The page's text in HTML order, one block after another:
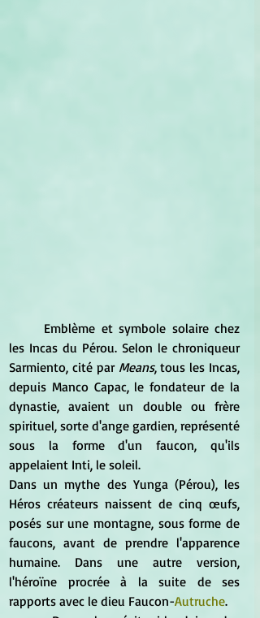
les Incas du Pérou. Selon le chroniqueur
Sarmiento, cité par Means, tous les Incas,
depuis Manco Capac, le fondateur de la
dynastie, avaient un double ou frère
spirituel, sorte d'ange gardien, représenté
sous la forme d'un faucon, qu'ils
appelaient Inti, le soleil.
Dans un mythe des Yunga (Pérou), les
Héros créateurs naissent de cinq œufs,
posés sur une montagne, sous forme de
faucons, avant de prendre l'apparence
humaine. Dans une autre version,
l'héroïne procrée à la suite de ses
rapports avec le dieu Faucon-Autruche.